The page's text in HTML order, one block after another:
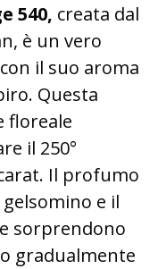
540, creata dal
è un vero
il suo aroma
Questa
floreale
il 250°
Il profumo
e il
sorprendono
gradualmente